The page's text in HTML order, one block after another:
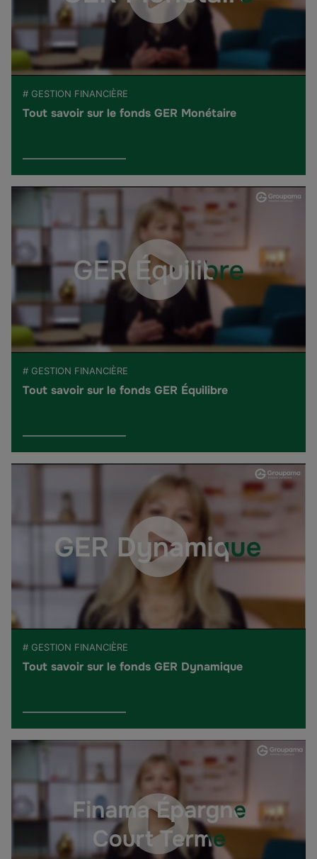
# GESTION FINANCIÈRE
Tout savoir sur le fonds GER Monétaire
# GESTION FINANCIÈRE
Tout savoir sur le fonds GER Équilibre
# GESTION FINANCIÈRE
Tout savoir sur le fonds GER Dynamique